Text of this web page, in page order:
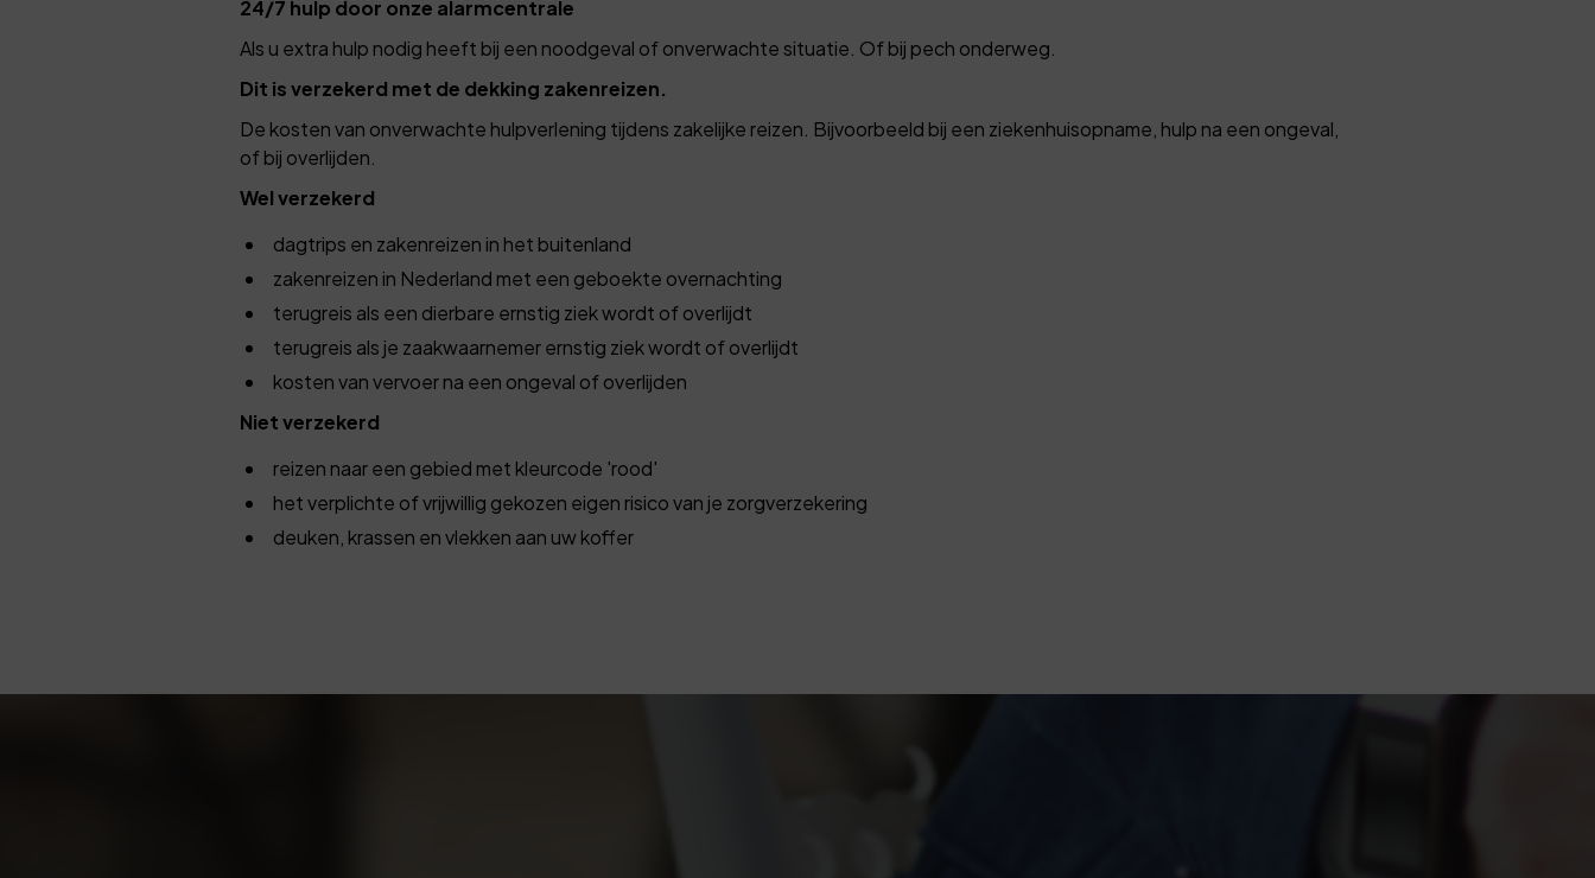
24/7 hulp door onze alarmcentrale
Als u extra hulp nodig heeft bij een noodgeval of onverwachte situatie. Of bij pech onderweg.
Dit is verzekerd met de dekking zakenreizen.
De kosten van onverwachte hulpverlening tijdens zakelijke reizen. Bijvoorbeeld bij een ziekenhuisopname, hulp na een ongeval,
of bij overlijden.
Wel verzekerd
dagtrips en zakenreizen in het buitenland
zakenreizen in Nederland met een geboekte overnachting
terugreis als een dierbare ernstig ziek wordt of overlijdt
terugreis als je zaakwaarnemer ernstig ziek wordt of overlijdt
kosten van vervoer na een ongeval of overlijden
Niet verzekerd
reizen naar een gebied met kleurcode 'rood'
het verplichte of vrijwillig gekozen eigen risico van je zorgverzekering
deuken, krassen en vlekken aan uw koffer